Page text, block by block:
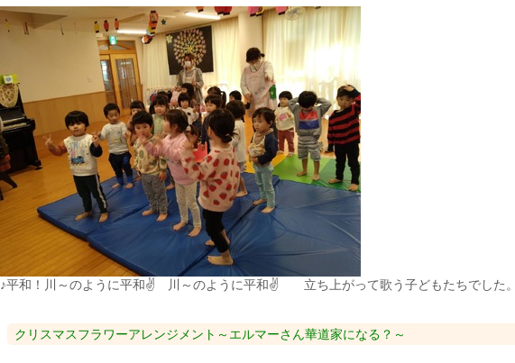
♪平和！川～のように平和✌ 川～のように平和✌ 立ち上がって歌う子どもたちでした。
クリスマスフラワーアレンジメント～エルマーさん華道家になる？～